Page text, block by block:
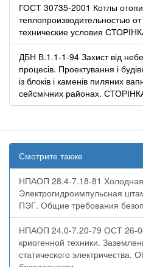
ГОСТ 30735-2001 Котлы
теплопроизводительностью
технические условия
ДБН В.1.1-1-94 Захист від
процесів. Проектування і
із блоків і каменів пиляних
сейсмічних районах.
Смотрите также
НПАОП 28.4-7.18-81
Электрогидроимпульсная
ПЭГ. Общие требования
НПАОП 24.0-7.20-79 ОСТ 26-
криогенной техники.
статического электричества.